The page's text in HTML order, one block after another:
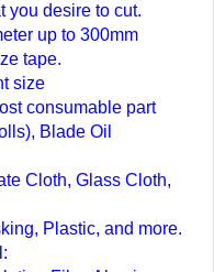
you desire to cut.
up to 300mm
tape.
size
consumable part
Blade Oil
Cloth, Glass Cloth,
Plastic, and more.